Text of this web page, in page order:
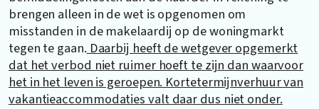
brengen alleen in de wet is opgenomen om
misstanden in de makelaardij op de woningmarkt
tegen te gaan. Daarbij heeft de wetgever opgemerkt
dat het verbod niet ruimer hoeft te zijn dan waarvoor
het in het leven is geroepen. Kortetermijnverhuur van
vakantieaccommodaties valt daar dus niet onder.